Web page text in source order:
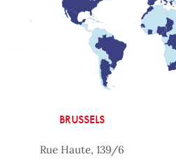
BRUSSELS
Rue Haute, 139/6